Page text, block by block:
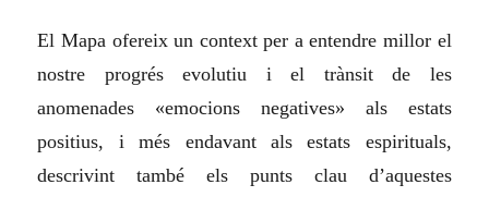
El Mapa ofereix un context per a entendre millor el
nostre progrés evolutiu i el trànsit de les
anomenades «emocions negatives» als estats
positius, i més endavant als estats espirituals,
descrivint també els punts clau d’aquestes